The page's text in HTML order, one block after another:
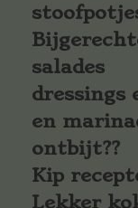
salades
dressings
en
ontbijt??
Kip
Lekker